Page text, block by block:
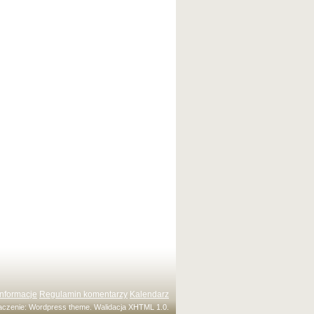
Regulamin komentarzy Kalendarz
Wordpress theme. WalidacjaXHTML 1.0.